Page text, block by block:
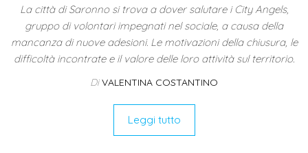
La città di Saronno si trova a dover salutare i City Angels,
gruppo di volontari impegnati nel sociale, a causa della
mancanza di nuove adesioni. Le motivazioni della chiusura, le
difficoltà incontrate e il valore delle loro attività sul territorio.
Di VALENTINA COSTANTINO
Leggi tutto